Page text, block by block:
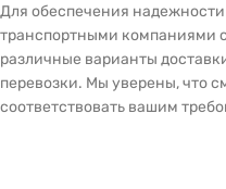
Для обеспечения
транспортными компаниями
различные варианты
перевозки. Мы уверены, что
соответствовать вашим